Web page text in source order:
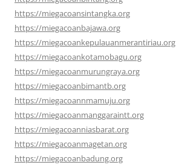
https://miegacoansintangka.org
https://miegacoanbajawa.org
https://miegacoankepulauanmerantiriau.org
https://miegacoankotamobagu.org
https://miegacoanmurungraya.org
https://miegacoanbimantb.org
https://miegacoannmamuju.org
https://miegacoanmanggaraintt.org
https://miegacoanniasbarat.org
https://miegacoanmagetan.org
https://miegacoanbadung.org